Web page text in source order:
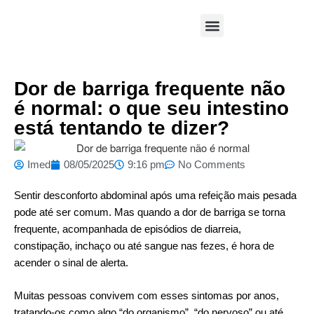
Dor de barriga frequente não
é normal: o que seu intestino
está tentando te dizer?
Imed 08/05/2025 9:16 pm No Comments
Sentir desconforto abdominal após uma refeição mais pesada
pode até ser comum. Mas quando a dor de barriga se torna
frequente, acompanhada de episódios de diarreia,
constipação, inchaço ou até sangue nas fezes, é hora de
acender o sinal de alerta.
Muitas pessoas convivem com esses sintomas por anos,